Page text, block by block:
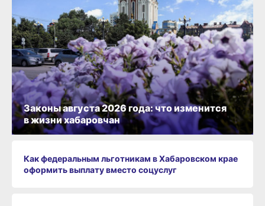
Как федеральным льготникам в Хабаровском крае
оформить выплату вместо соцуслуг
Законы августа 2026 года: что изменится
в жизни хабаровчан